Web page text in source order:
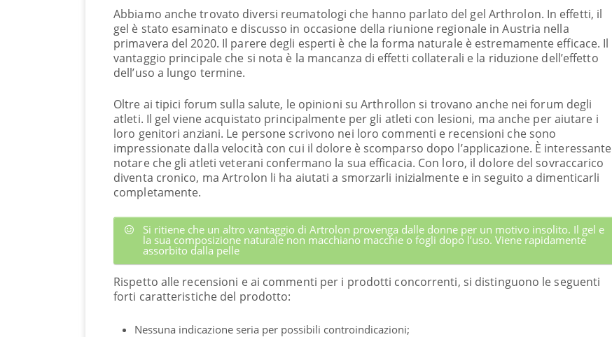
Abbiamo anche trovato diversi reumatologi che hanno parlato del gel Arthrolon. In effetti, il
gel è stato esaminato e discusso in occasione della riunione regionale in Austria nella
primavera del 2020. Il parere degli esperti è che la forma naturale è estremamente efficace. Il
vantaggio principale che si nota è la mancanza di effetti collaterali e la riduzione dell’effetto
dell’uso a lungo termine.
Oltre ai tipici forum sulla salute, le opinioni su Arthrollon si trovano anche nei forum degli
atleti. Il gel viene acquistato principalmente per gli atleti con lesioni, ma anche per aiutare i
loro genitori anziani. Le persone scrivono nei loro commenti e recensioni che sono
impressionate dalla velocità con cui il dolore è scomparso dopo l’applicazione. È interessante
notare che gli atleti veterani confermano la sua efficacia. Con loro, il dolore del sovraccarico
diventa cronico, ma Artrolon li ha aiutati a smorzarli inizialmente e in seguito a dimenticarli
completamente.
Si ritiene che un altro vantaggio di Artrolon provenga dalle donne per un motivo insolito. Il gel e
la sua composizione naturale non macchiano macchie o fogli dopo l’uso. Viene rapidamente
assorbito dalla pelle
Rispetto alle recensioni e ai commenti per i prodotti concorrenti, si distinguono le seguenti
forti caratteristiche del prodotto:
Nessuna indicazione seria per possibili controindicazioni;